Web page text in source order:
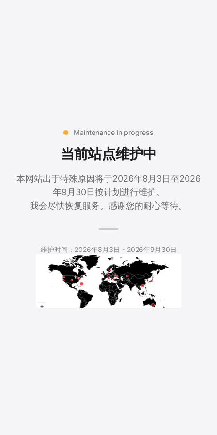
Maintenance in progress
当前站点维护中
本网站出于特殊原因将于2026年8月3日至2026
年9月30日按计划进行维护。
我会尽快恢复服务。感谢您的耐心等待。
维护时间：2026年8月3日 - 2026年9月30日
5,539 Total Pageviews